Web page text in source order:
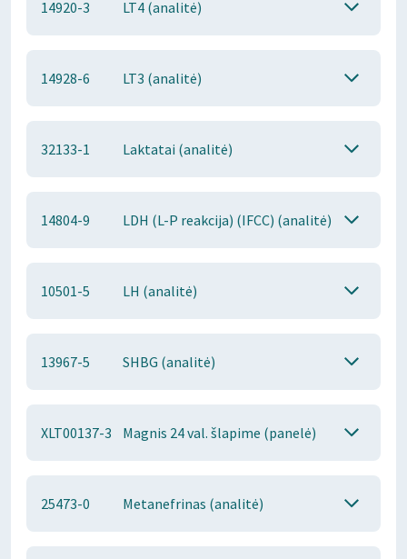
14920-3 LT4 (analitė)
14928-6 LT3 (analitė)
32133-1 Laktatai (analitė)
14804-9 LDH (L-P reakcija) (IFCC) (analitė)
10501-5 LH (analitė)
13967-5 SHBG (analitė)
XLT00137-3 Magnis 24 val. šlapime (panelė)
25473-0 Metanefrinas (analitė)